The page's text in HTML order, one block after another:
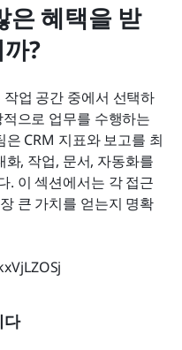
은 혜택을 받
?
업 공간 중에서 선택하
으로 업무를 수행하는
CRM 지표와 보고를 최
, 작업, 문서, 자동화를
. 이 섹션에서는 각 접근
큰 가치를 얻는지 명확